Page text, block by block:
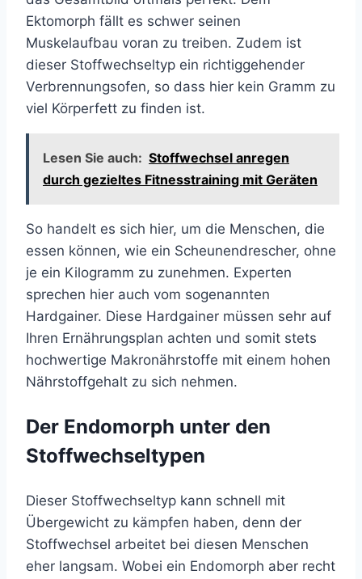
Ektomorph fällt es schwer seinen
Muskelaufbau voran zu treiben. Zudem ist
dieser Stoffwechseltyp ein richtiggehender
Verbrennungsofen, so dass hier kein Gramm zu
viel Körperfett zu finden ist.
Lesen Sie auch: Stoffwechsel anregen
durch gezieltes Fitnesstraining mit Geräten
So handelt es sich hier, um die Menschen, die
essen können, wie ein Scheunendrescher, ohne
je ein Kilogramm zu zunehmen. Experten
sprechen hier auch vom sogenannten
Hardgainer. Diese Hardgainer müssen sehr auf
Ihren Ernährungsplan achten und somit stets
hochwertige Makronährstoffe mit einem hohen
Nährstoffgehalt zu sich nehmen.
Der Endomorph unter den
Stoffwechseltypen
Dieser Stoffwechseltyp kann schnell mit
Übergewicht zu kämpfen haben, denn der
Stoffwechsel arbeitet bei diesen Menschen
eher langsam. Wobei ein Endomorph aber recht